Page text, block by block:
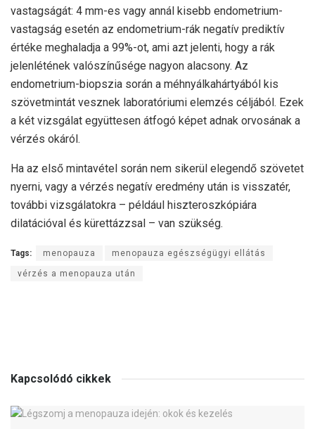
vastagságát: 4 mm-es vagy annál kisebb endometrium-
vastagság esetén az endometrium-rák negatív prediktív
értéke meghaladja a 99%-ot, ami azt jelenti, hogy a rák
jelenlétének valószínűsége nagyon alacsony. Az
endometrium-biopszia során a méhnyálkahártyából kis
szövetmintát vesznek laboratóriumi elemzés céljából. Ezek
a két vizsgálat együttesen átfogó képet adnak orvosának a
vérzés okáról.
Ha az első mintavétel során nem sikerül elegendő szövetet
nyerni, vagy a vérzés negatív eredmény után is visszatér,
további vizsgálatokra – például hiszteroszkópiára
dilatációval és kürettázzsal – van szükség.
Tags: menopauza menopauza egészségügyi ellátás
vérzés a menopauza után
Kapcsolódó cikkek